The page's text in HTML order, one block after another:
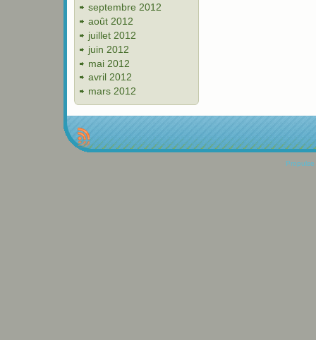
septembre 2012
août 2012
juillet 2012
juin 2012
mai 2012
avril 2012
mars 2012